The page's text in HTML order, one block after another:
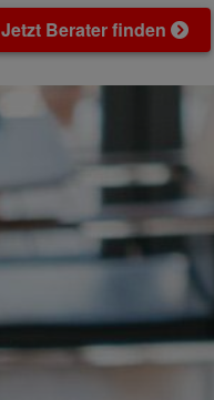
Jetzt Berater finden